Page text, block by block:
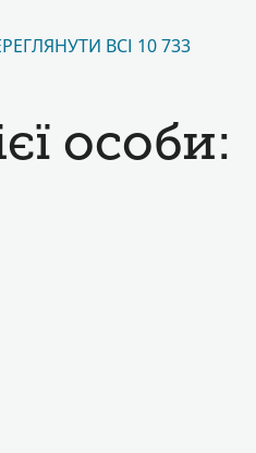
ВСІ 10 733
особи: